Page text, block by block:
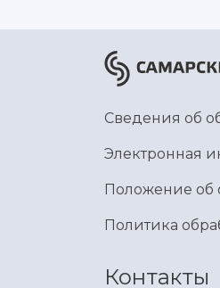
Сведения об
Электронная
Положение об
Политика
Контакты